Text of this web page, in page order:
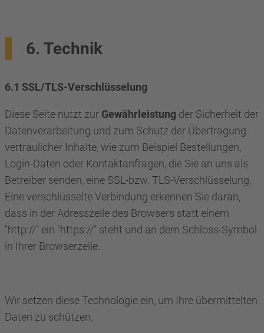
6. Technik
6.1 SSL/TLS-Verschlüsselung
Diese Seite nutzt zur Gewährleistung der Sicherheit der
Datenverarbeitung und zum Schutz der Übertragung
vertraulicher Inhalte, wie zum Beispiel Bestellungen,
Login-Daten oder Kontaktanfragen, die Sie an uns als
Betreiber senden, eine SSL-bzw. TLS-Verschlüsselung.
Eine verschlüsselte Verbindung erkennen Sie daran,
dass in der Adresszeile des Browsers statt einem
"http://" ein "https://" steht und an dem Schloss-Symbol
in Ihrer Browserzeile.
Wir setzen diese Technologie ein, um Ihre übermittelten
Daten zu schützen.